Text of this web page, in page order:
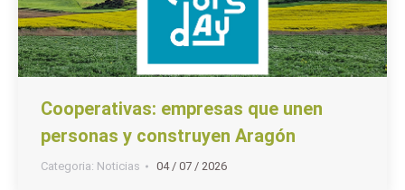
Cooperativas: empresas que unen
personas y construyen Aragón
Categoria: Noticias 04 / 07 / 2026